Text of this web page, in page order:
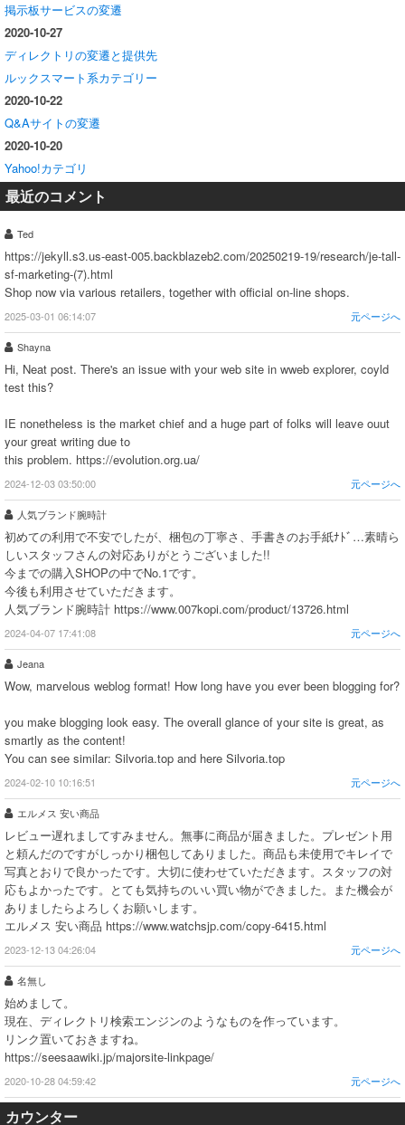
掲示板サービスの変遷
2020-10-27
ディレクトリの変遷と提供先
ルックスマート系カテゴリー
2020-10-22
Q&Aサイトの変遷
2020-10-20
Yahoo!カテゴリ
最近のコメント
Ted
https://jekyll.s3.us-east-005.backblazeb2.com/20250219-19/research/je-tall-
sf-marketing-(7).html
Shop now via various retailers, together with official on-line shops.
2025-03-01 06:14:07 元ページへ
Shayna
Hi, Neat post. There's an issue with your web site in wweb explorer, coyld
test this?
IE nonetheless is the market chief and a huge part of folks will leave ouut
your great writing due to
this problem. https://evolution.org.ua/
2024-12-03 03:50:00 元ページへ
人気ブランド腕時計
初めての利用で不安でしたが、梱包の丁寧さ、手書きのお手紙ﾅﾄﾞ…素晴ら
しいスタッフさんの対応ありがとうございました!!
今までの購入SHOPの中でNo.1です。
今後も利用させていただきます。
人気ブランド腕時計 https://www.007kopi.com/product/13726.html
2024-04-07 17:41:08 元ページへ
Jeana
Wow, marvelous weblog format! How long have you ever been blogging for?
you make blogging look easy. The overall glance of your site is great, as
smartly as the content!
You can see similar: Silvoria.top and here Silvoria.top
2024-02-10 10:16:51 元ページへ
エルメス 安い商品
レビュー遅れましてすみません。無事に商品が届きました。プレゼント用
と頼んだのですがしっかり梱包してありました。商品も未使用でキレイで
写真とおりで良かったです。大切に使わせていただきます。スタッフの対
応もよかったです。とても気持ちのいい買い物ができました。また機会が
ありましたらよろしくお願いします。
エルメス 安い商品 https://www.watchsjp.com/copy-6415.html
2023-12-13 04:26:04 元ページへ
名無し
始めまして。
現在、ディレクトリ検索エンジンのようなものを作っています。
リンク置いておきますね。
https://seesaawiki.jp/majorsite-linkpage/
2020-10-28 04:59:42 元ページへ
カウンター